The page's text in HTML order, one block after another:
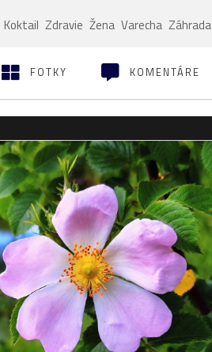
Koktail Zdravie Žena Varecha Záhrada
FOTKY KOMENTÁRE